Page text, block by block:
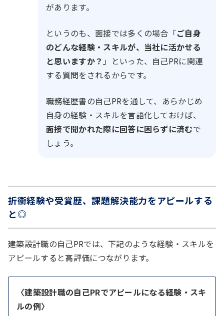
があります。
というのも、面接では多くの場合「ご自身
のどんな経験・スキルが、当社に活かせる
と思いますか？ 」といった、自己PRに関連
する質問をされるからです。
職務経歴書の自己PRを通して、あらかじめ
自身の経験・スキルを言語化しておけば、
面接で聞かれた際に回答に困らずに済むで
しょう。
折衝経験や受賞歴、課題解決能力をアピールする
と◎
建築設計職の自己PRでは、下記のような経験・スキルを
アピールすると高評価につながります。
〈建築設計職の自己PRでアピールになる経験・スキ
ルの例〉